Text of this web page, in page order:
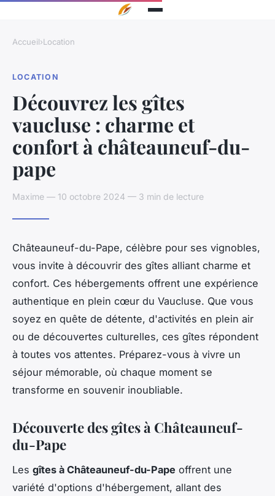
Accueil›Location
LOCATION
Découvrez les gîtes
vaucluse : charme et
confort à châteauneuf-du-
pape
Maxime — 10 octobre 2024 — 3 min de lecture
Châteauneuf-du-Pape, célèbre pour ses vignobles,
vous invite à découvrir des gîtes alliant charme et
confort. Ces hébergements offrent une expérience
authentique en plein cœur du Vaucluse. Que vous
soyez en quête de détente, d'activités en plein air
ou de découvertes culturelles, ces gîtes répondent
à toutes vos attentes. Préparez-vous à vivre un
séjour mémorable, où chaque moment se
transforme en souvenir inoubliable.
Découverte des gîtes à Châteauneuf-
du-Pape
Les gîtes à Châteauneuf-du-Pape offrent une
variété d'options d'hébergement, allant des